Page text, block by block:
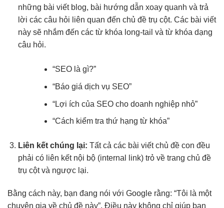
những bài viết blog, bài hướng dẫn xoay quanh và trả
lời các câu hỏi liên quan đến chủ đề trụ cột. Các bài viết
này sẽ nhắm đến các từ khóa long-tail và từ khóa dạng
câu hỏi.
“SEO là gì?”
“Báo giá dịch vụ SEO”
“Lợi ích của SEO cho doanh nghiệp nhỏ”
“Cách kiểm tra thứ hạng từ khóa”
Liên kết chúng lại: Tất cả các bài viết chủ đề con đều
phải có liên kết nội bộ (internal link) trỏ về trang chủ đề
trụ cột và ngược lại.
Bằng cách này, bạn đang nói với Google rằng: “Tôi là một
chuyên gia về chủ đề này”. Điều này không chỉ giúp bạn